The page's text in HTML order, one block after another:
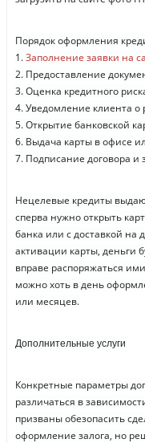
Порядок оформления
1.Заполнение заявки на
2. Предоставление
3. Оценка кредитного
4. Уведомление клиента о
5. Открытие банковской
6. Выдача карты в офисе
7. Подписание договора и
Нецелевые кредиты
сперва нужно открыть
банка или с доставкой на
активации карты, деньги
вправе распоряжаться
можно хоть в день
или месяцев.
Дополнительные услуги
Конкретные параметры
различаться в
призваны обезопасить
оформление залога, но